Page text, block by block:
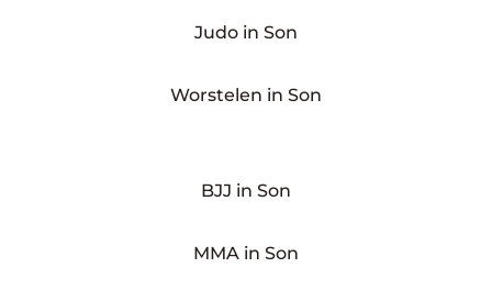
Judo in Son
Worstelen in Son
BJJ in Son
MMA in Son